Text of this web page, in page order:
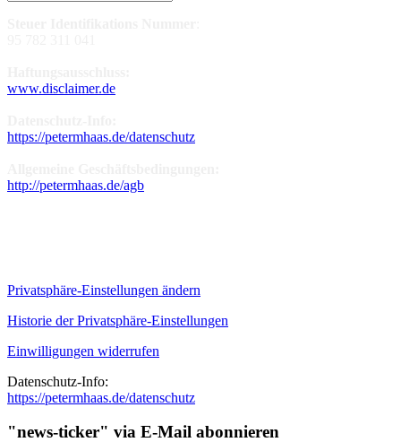
www.disclaimer.de
https://petermhaas.de/datenschutz
http://petermhaas.de/agb
Privatsphäre-Einstellungen ändern
Historie der Privatsphäre-Einstellungen
Einwilligungen widerrufen
Datenschutz-Info:
https://petermhaas.de/datenschutz
"news-ticker" via E-Mail abonnieren